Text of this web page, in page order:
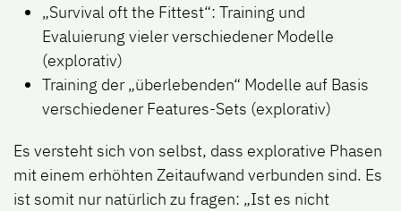
„Survival oft the Fittest“: Training und
Evaluierung vieler verschiedener Modelle
(explorativ)
Training der „überlebenden“ Modelle auf Basis
verschiedener Features-Sets (explorativ)
Es versteht sich von selbst, dass explorative Phasen
mit einem erhöhten Zeitaufwand verbunden sind. Es
ist somit nur natürlich zu fragen: „Ist es nicht